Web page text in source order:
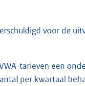
voor de
tarieven een
per kwartaal